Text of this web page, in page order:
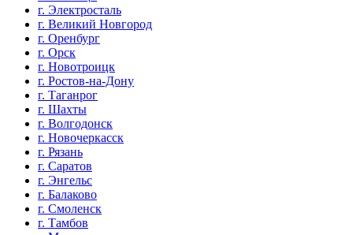
г. Электросталь
г. Великий Новгород
г. Оренбург
г. Орск
г. Новотроицк
г. Ростов-на-Дону
г. Таганрог
г. Шахты
г. Волгодонск
г. Новочеркасск
г. Рязань
г. Саратов
г. Энгельс
г. Балаково
г. Смоленск
г. Тамбов